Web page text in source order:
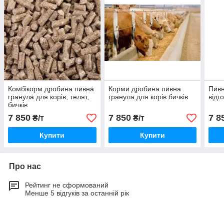
Комбікорм дробина пивна
гранула для корів, телят,
бичків
7 850 ₴/т
Купити
Корми дробина пивна
гранула для корів бичків
7 850₴/т
Купити
7
Про нас
Рейтинг не сформований
Менше 5 відгуків за останній рік